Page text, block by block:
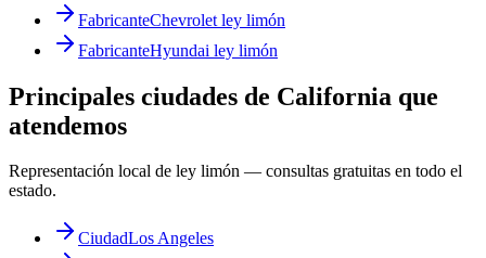
FabricanteChevrolet ley limón
FabricanteHyundai ley limón
Principales ciudades de California que
atendemos
Representación local de ley limón — consultas gratuitas en todo el
estado.
CiudadLos Angeles